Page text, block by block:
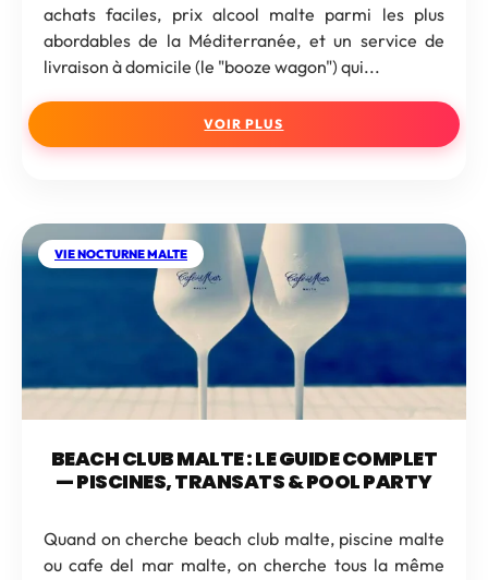
achats faciles, prix alcool malte parmi les plus
abordables de la Méditerranée, et un service de
livraison à domicile (le "booze wagon") qui...
VOIR PLUS
VIE NOCTURNE MALTE
BEACH CLUB MALTE : LE GUIDE COMPLET
— PISCINES, TRANSATS & POOL PARTY
Quand on cherche beach club malte, piscine malte
ou cafe del mar malte, on cherche tous la même